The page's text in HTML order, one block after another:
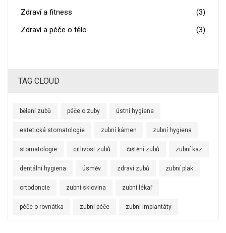
Zdraví a fitness
(3)
Zdraví a péče o tělo
(3)
TAG CLOUD
bělení zubů péče o zuby ústní hygiena
estetická stomatologie zubní kámen zubní hygiena
stomatologie citlivost zubů čištění zubů zubní kaz
dentální hygiena úsměv zdraví zubů zubní plak
ortodoncie zubní sklovina zubní lékař
péče o rovnátka zubní péče zubní implantáty